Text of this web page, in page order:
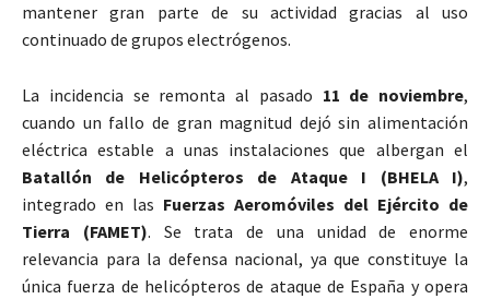
mantener gran parte de su actividad gracias al uso
continuado de grupos electrógenos.
La incidencia se remonta al pasado 11 de noviembre,
cuando un fallo de gran magnitud dejó sin alimentación
eléctrica estable a unas instalaciones que albergan el
Batallón de Helicópteros de Ataque I (BHELA I),
integrado en las Fuerzas Aeromóviles del Ejército de
Tierra (FAMET). Se trata de una unidad de enorme
relevancia para la defensa nacional, ya que constituye la
única fuerza de helicópteros de ataque de España y opera